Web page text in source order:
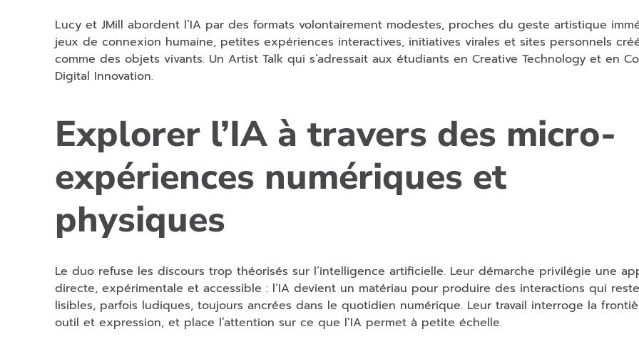
Lucy et JMill abordent l’IA par des formats volontairement modestes, proches du geste artistique
jeux de connexion humaine, petites expériences interactives, initiatives virales et sites personnels
comme des objets vivants. Un Artist Talk qui s’adressait aux étudiants en Creative Technology et en
Digital Innovation.
Explorer l’IA à travers des micro-
expériences numériques et
physiques
Le duo refuse les discours trop théorisés sur l’intelligence artificielle. Leur démarche privilégie une
directe, expérimentale et accessible : l’IA devient un matériau pour produire des interactions qui
lisibles, parfois ludiques, toujours ancrées dans le quotidien numérique. Leur travail interroge la
outil et expression, et place l’attention sur ce que l’IA permet à petite échelle.